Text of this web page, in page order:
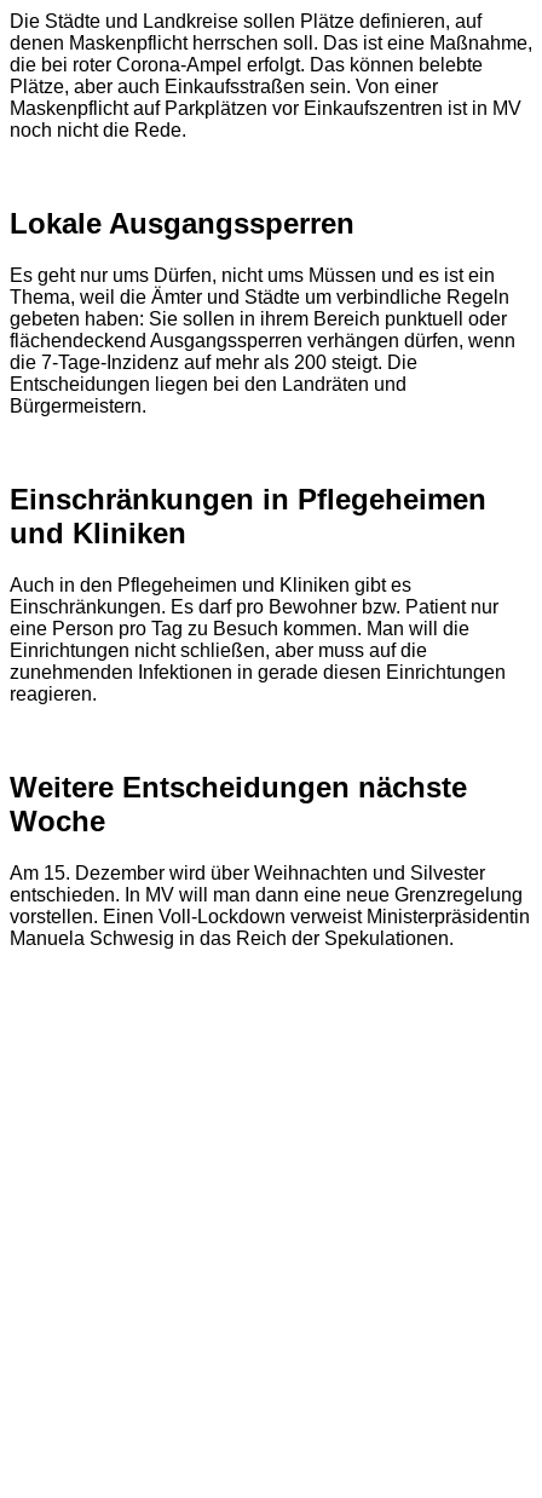
Die Städte und Landkreise sollen Plätze definieren, auf
denen Maskenpflicht herrschen soll. Das ist eine Maßnahme,
die bei roter Corona-Ampel erfolgt. Das können belebte
Plätze, aber auch Einkaufsstraßen sein. Von einer
Maskenpflicht auf Parkplätzen vor Einkaufszentren ist in MV
noch nicht die Rede.
Lokale Ausgangssperren
Es geht nur ums Dürfen, nicht ums Müssen und es ist ein
Thema, weil die Ämter und Städte um verbindliche Regeln
gebeten haben: Sie sollen in ihrem Bereich punktuell oder
flächendeckend Ausgangssperren verhängen dürfen, wenn
die 7-Tage-Inzidenz auf mehr als 200 steigt. Die
Entscheidungen liegen bei den Landräten und
Bürgermeistern.
Einschränkungen in Pflegeheimen
und Kliniken
Auch in den Pflegeheimen und Kliniken gibt es
Einschränkungen. Es darf pro Bewohner bzw. Patient nur
eine Person pro Tag zu Besuch kommen. Man will die
Einrichtungen nicht schließen, aber muss auf die
zunehmenden Infektionen in gerade diesen Einrichtungen
reagieren.
Weitere Entscheidungen nächste
Woche
Am 15. Dezember wird über Weihnachten und Silvester
entschieden. In MV will man dann eine neue Grenzregelung
vorstellen. Einen Voll-Lockdown verweist Ministerpräsidentin
Manuela Schwesig in das Reich der Spekulationen.